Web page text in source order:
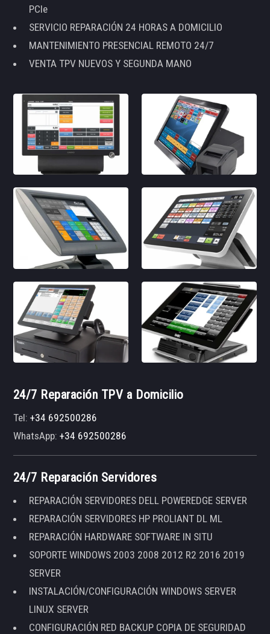
PCIe
SERVICIO REPARACIÓN 24 HORAS A DOMICILIO
MANTENIMIENTO PRESENCIAL REMOTO 24/7
VENTA TPV NUEVOS Y SEGUNDA MANO
24/7 Reparación TPV a Domicilio
Tel:+34 692500286
WhatsApp:+34 692500286
24/7 Reparación Servidores
REPARACIÓN SERVIDORES DELL POWEREDGE SERVER
REPARACIÓN SERVIDORES HP PROLIANT DL ML
REPARACIÓN HARDWARE SOFTWARE IN SITU
SOPORTE WINDOWS 2003 2008 2012 R2 2016 2019
SERVER
INSTALACIÓN/CONFIGURACIÓN WINDOWS SERVER
LINUX SERVER
CONFIGURACIÓN RED BACKUP COPIA DE SEGURIDAD